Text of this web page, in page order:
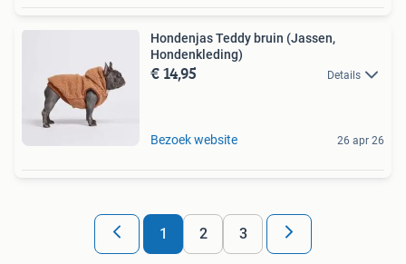
Hondenjas Teddy bruin (Jassen,
Hondenkleding)
€ 14,95 Details
Bezoek website 26 apr 26
1 2 3